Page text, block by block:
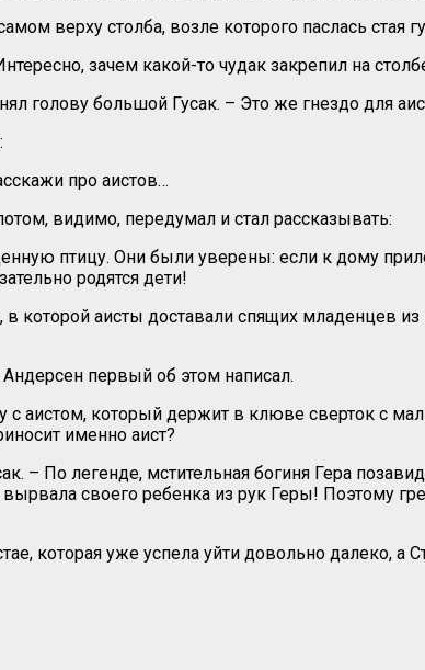
верху столба, возле которого паслась стая
зачем какой-то чудак закрепил на
голову большой Гусак. – Это же гнездо для
про аистов…
видимо, передумал и стал рассказывать:
птицу. Они были уверены: если к дому
родятся дети!
в которой аисты доставали спящих младенцев
первый об этом написал.
с аистом, который держит в клюве сверток с
именно аист?
– По легенде, мстительная богиня Гера
вырвала своего ребенка из рук Геры! Поэтому
которая уже успела уйти довольно далеко, а